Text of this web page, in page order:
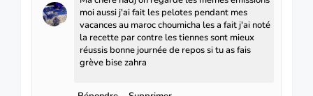
moi aussi j'ai fait les pelotes pendant mes
vacances au maroc choumicha les a fait j'ai noté
la recette par contre les tiennes sont mieux
réussis bonne journée de repos si tu as fais
grève bise zahra